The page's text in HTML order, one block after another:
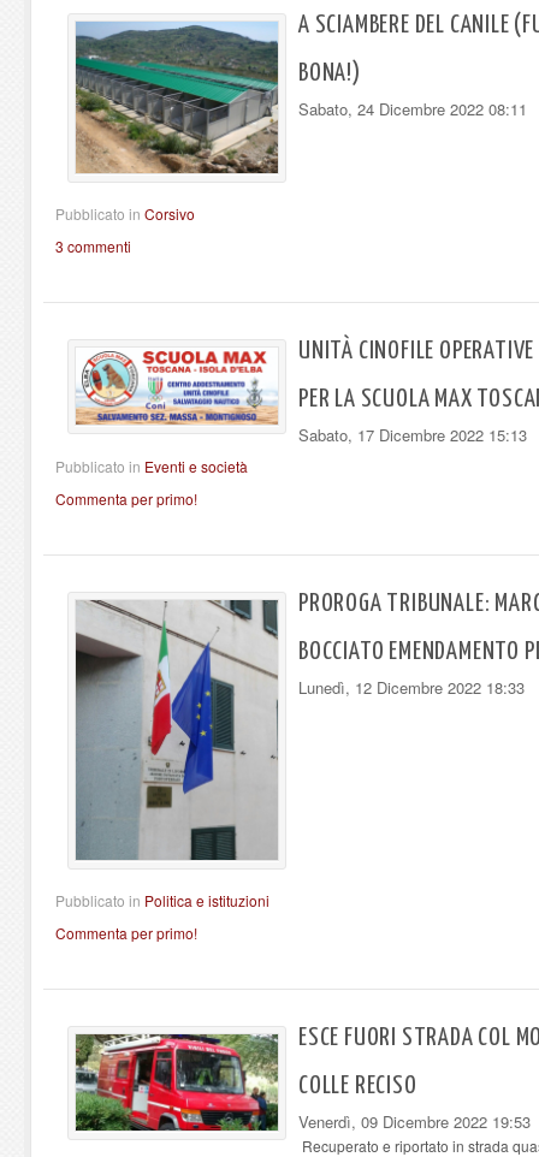
A SCIAMBERE DEL CANILE
BONA!)
Sabato, 24 Dicembre 2022 08:11
Pubblicato in Corsivo
3 commenti
UNITÀ CINOFILE
PER LA SCUOLA MAX
Sabato, 17 Dicembre 2022 15:13
Pubblicato in Eventi e società
Commenta per primo!
PROROGA TRIBUNALE:
BOCCIATO EMENDAMENTO
Lunedì, 12 Dicembre 2022 18:33
Pubblicato in Politica e istituzioni
Commenta per primo!
ESCE FUORI STRADA COL
COLLE RECISO
Venerdì, 09 Dicembre 2022 19:53
Recuperato e riportato in strada